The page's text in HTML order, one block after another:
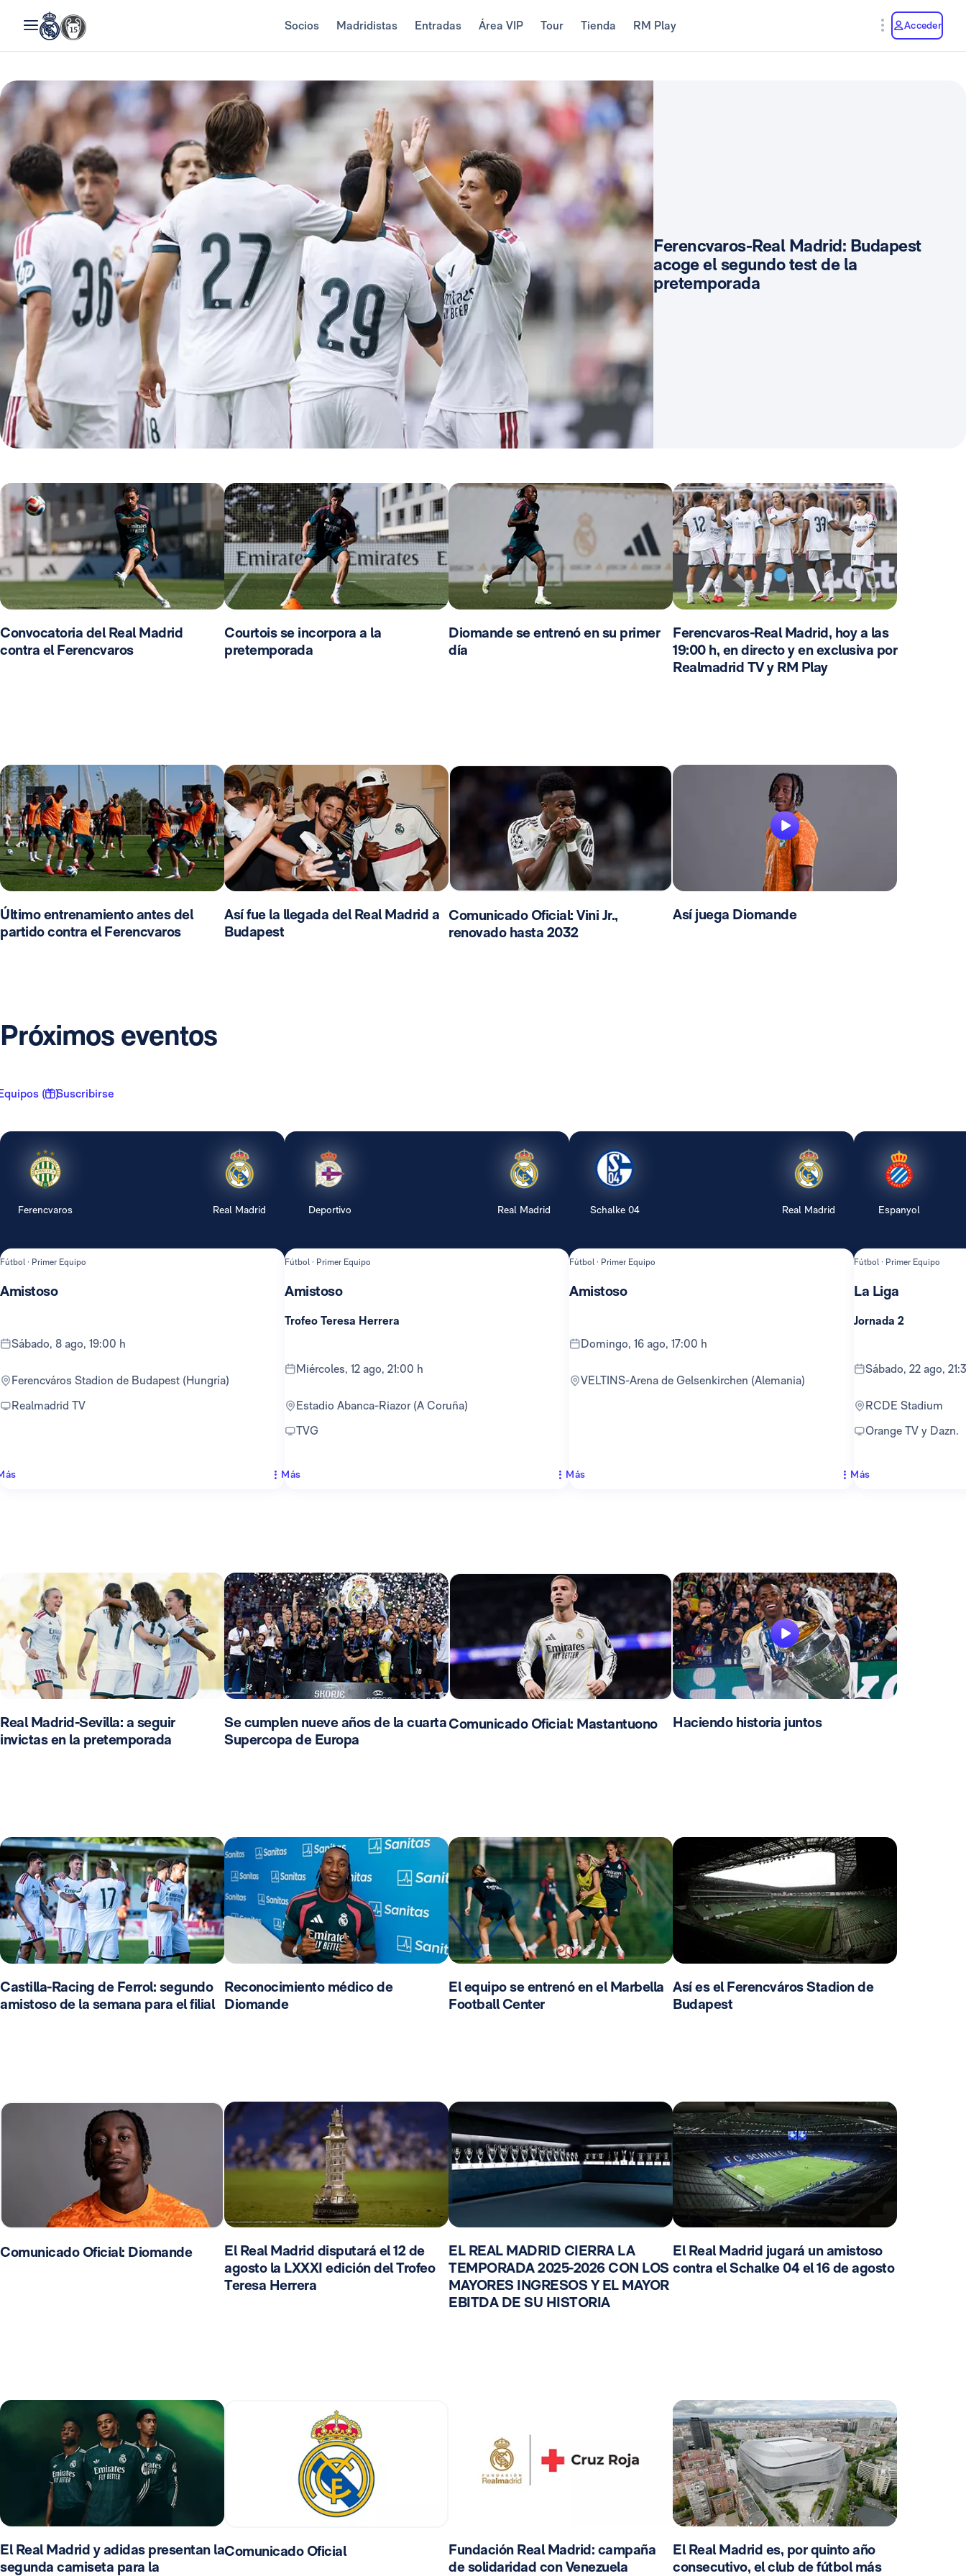
Socios Madridistas Entradas Área VIP Tour Tienda RM Play Acceder
Ferencvaros-Real Madrid: Budapest
acoge el segundo test de la
pretemporada
Convocatoria del Real Madrid
contra el Ferencvaros
Courtois se incorpora a la
pretemporada
Diomande se entrenó en su primer
día
Ferencvaros-Real Madrid, hoy a las
19:00 h, en directo y en exclusiva por
Realmadrid TV y RM Play
Último entrenamiento antes del
partido contra el Ferencvaros
Así fue la llegada del Real Madrid a
Budapest
Comunicado Oficial: Vini Jr.,
renovado hasta 2032
Así juega Diomande
Próximos eventos
( 1 )Suscribirse
Ferencvaros Real Madrid
Fútbol · Primer Equipo
Amistoso
sábado, 8 ago, 19:00 h
Ferencváros Stadion de Budapest (Hungría)
Realmadrid TV
Deportivo Real Madrid
Fútbol · Primer Equipo
Amistoso
Trofeo Teresa Herrera
miércoles, 12 ago, 21:00 h
Estadio Abanca-Riazor (A Coruña)
TVG
Más
Schalke 04 Real Madrid
Fútbol · Primer Equipo
Amistoso
domingo, 16 ago, 17:00 h
VELTINS-Arena de Gelsenkirchen (Alemania)
Más
Espanyol
Fútbol · Primer Equipo
La Liga
Jornada 2
sábado, 22 ago,
RCDE Stadium
Orange TV y Dazn.
Más
Real Madrid-Sevilla: a seguir
invictas en la pretemporada
Se cumplen nueve años de la cuarta
Supercopa de Europa
Comunicado Oficial: Mastantuono Haciendo historia juntos
Castilla-Racing de Ferrol: segundo
amistoso de la semana para el filial
Reconocimiento médico de
Diomande
El equipo se entrenó en el Marbella
Football Center
Así es el Ferencváros Stadion de
Budapest
Comunicado Oficial: Diomande
El Real Madrid disputará el 12 de
agosto la LXXXI edición del Trofeo
Teresa Herrera
EL REAL MADRID CIERRA LA
TEMPORADA 2025-2026 CON LOS
MAYORES INGRESOS Y EL MAYOR
EBITDA DE SU HISTORIA
El Real Madrid jugará un amistoso
contra el Schalke 04 el 16 de agosto
El Real Madrid y adidas presentan la
segunda camiseta para la
Comunicado Oficial
Fundación Real Madrid: campaña
de solidaridad con Venezuela
El Real Madrid es, por quinto año
consecutivo, el club de fútbol más